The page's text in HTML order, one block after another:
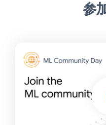
参